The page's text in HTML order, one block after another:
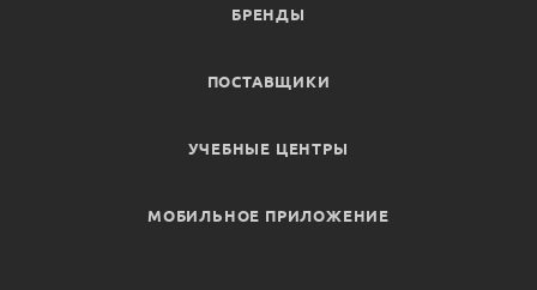
БРЕНДЫ
ПОСТАВЩИКИ
УЧЕБНЫЕ ЦЕНТРЫ
МОБИЛЬНОЕ ПРИЛОЖЕНИЕ